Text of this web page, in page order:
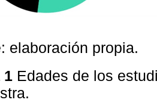
elaboración propia.
1 Edades de los